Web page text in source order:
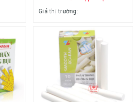
Giá thị trường: